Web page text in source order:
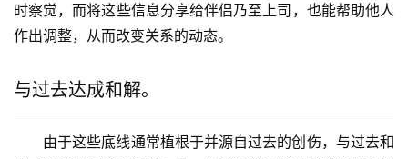
时察觉，而将这些信息分享给伴侣乃至上司，也能帮助他人
作出调整，从而改变关系的动态。
与过去达成和解。
由于这些底线通常植根于并源自过去的创伤，与过去和